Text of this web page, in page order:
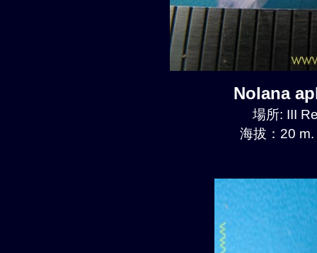
Nolana
場所: III
海拔：20